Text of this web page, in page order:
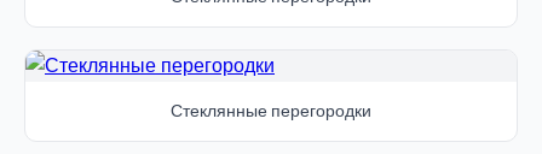
Стеклянные перегородки